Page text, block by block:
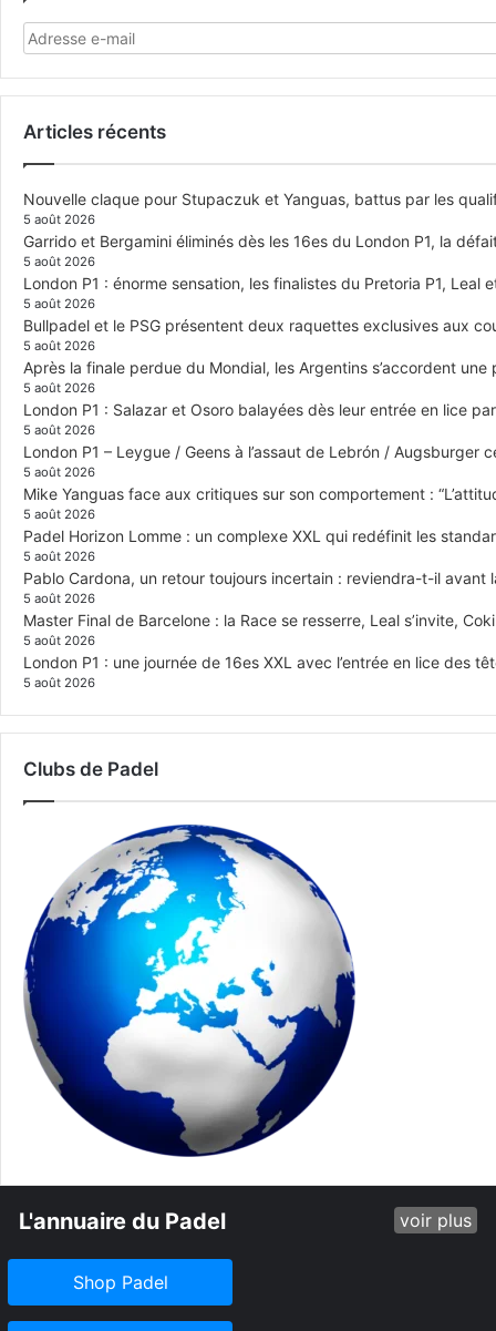
Articles récents
Nouvelle claque pour Stupaczuk et Yanguas, battus par les
5 août 2026
Garrido et Bergamini éliminés dès les 16es du London P1, la
5 août 2026
London P1 : énorme sensation, les finalistes du Pretoria P1, Leal
5 août 2026
Bullpadel et le PSG présentent deux raquettes exclusives aux
5 août 2026
Après la finale perdue du Mondial, les Argentins s’accordent
5 août 2026
London P1 : Salazar et Osoro balayées dès leur entrée en lice
5 août 2026
London P1 – Leygue / Geens à l’assaut de Lebrón / Augsburger
5 août 2026
Mike Yanguas face aux critiques sur son comportement :
5 août 2026
Padel Horizon Lomme : un complexe XXL qui redéfinit les
5 août 2026
Pablo Cardona, un retour toujours incertain : reviendra-t-il avant
5 août 2026
Master Final de Barcelone : la Race se resserre, Leal s’invite,
5 août 2026
London P1 : une journée de 16es XXL avec l’entrée en lice des
5 août 2026
Clubs de Padel
L'annuaire du Padel voir plus
Shop Padel